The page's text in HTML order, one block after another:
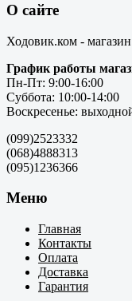
О сайте
Ходовик.ком -
График работы
Пн-Пт: 9:00-16:00
Суббота: 10:00-14:00
Воскресенье:
(099)2523332
(068)4888313
(095)1236366
Меню
Главная
Контакты
Оплата
Доставка
Гарантия